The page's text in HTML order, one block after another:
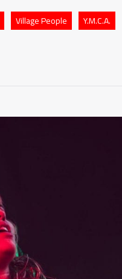
Village People
Y.M.C.A.